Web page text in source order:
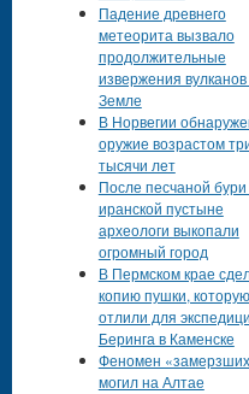
Падение древнего
метеорита вызвало
продолжительные
извержения
Земле
В Норвегии
оружие возрастом
тысячи лет
После песчаной бури
иранской пустыне
археологи выкопали
огромный город
В Пермском крае
копию пушки, которую
отлили для
Беринга в Каменске
Феномен
могил на Алтае